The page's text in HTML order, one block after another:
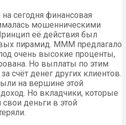
сегодня финансовая
мошенническими
её действия был
пирамид. МММ предлагало
очень высокие проценты,
Но выплаты по этим
счёт денег других клиентов.
на вершине этой
Но вкладчики, которые
свои деньги в этой